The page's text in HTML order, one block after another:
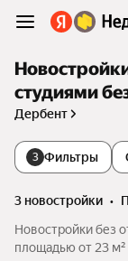
студиями
Дербент
3 Фильтры
3 новостройки •
Новостройки без
площадью от 23